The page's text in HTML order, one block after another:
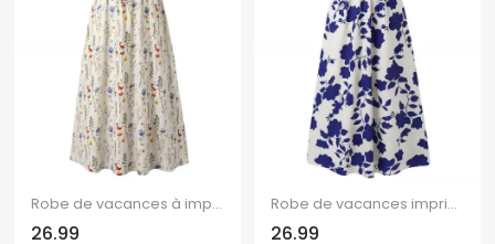
Robe de vacances à imprimé fleuri discret, décolleté cache-cœur en V, coupe trapèze, longue
26.99
Robe de vacances imprimée de feuilles et de silhouettes, manches courtes, col en V, robe longue cache-cœur
26.99